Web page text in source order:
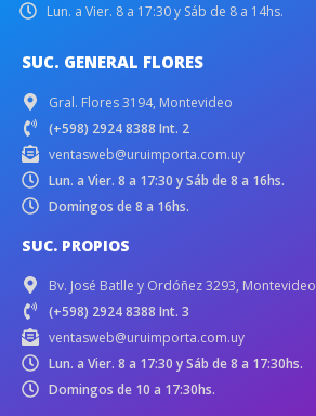
Lun. a Vier. 8 a 17:30 y Sáb de 8 a 14hs.
SUC. GENERAL FLORES
Gral. Flores 3194, Montevideo
(+598) 2924 8388 Int. 2
ventasweb@uruimporta.com.uy
Lun. a Vier. 8 a 17:30 y Sáb de 8 a 16hs.
Domingos de 8 a 16hs.
SUC. PROPIOS
Bv. José Batlle y Ordóñez 3293, Montevideo
(+598) 2924 8388 Int. 3
ventasweb@uruimporta.com.uy
Lun. a Vier. 8 a 17:30 y Sáb de 8 a 17:30hs.
Domingos de 10 a 17:30hs.